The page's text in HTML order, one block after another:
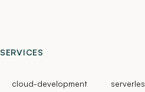
SERVICES
cloud-development